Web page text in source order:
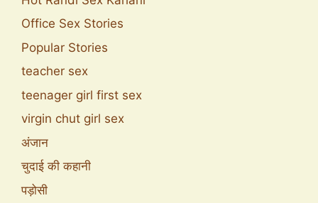
Office Sex Stories
Popular Stories
teacher sex
teenager girl first sex
virgin chut girl sex
अंजान
चुदाई की कहानी
पड़ोसी